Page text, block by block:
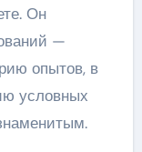
Он
—
опытов, в
условных